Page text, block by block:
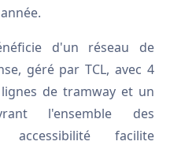
d'un réseau de
géré par TCL, avec 4
de tramway et un
l'ensemble des
accessibilité facilite